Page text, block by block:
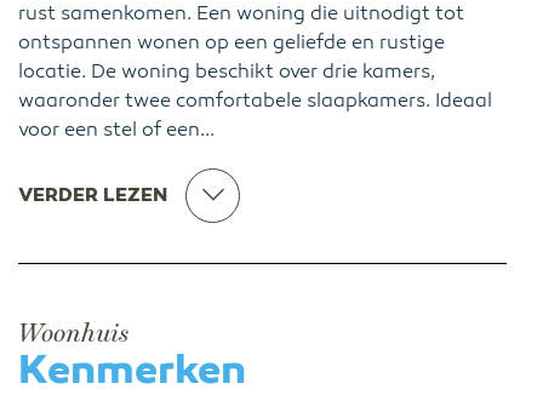
rust samenkomen. Een woning die uitnodigt tot
ontspannen wonen op een geliefde en rustige
locatie. De woning beschikt over drie kamers,
waaronder twee comfortabele slaapkamers. Ideaal
voor een stel of een...
VERDER LEZEN
Woonhuis
Kenmerken